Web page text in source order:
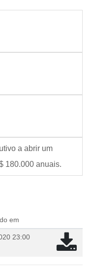
a abrir um
180.000 anuais.
em
23:00